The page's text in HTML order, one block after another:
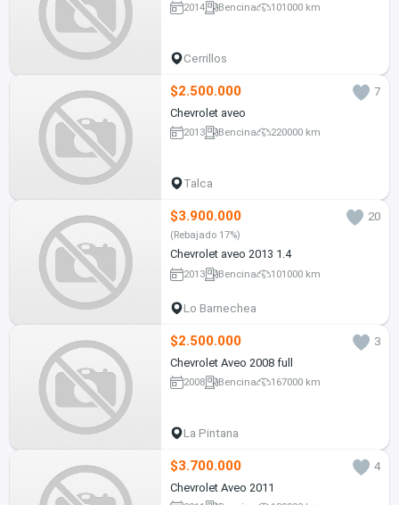
2014 Bencina 101000 km
Cerrillos
$2.500.000
7
Chevrolet aveo
2013 Bencina 220000 km
Talca
$3.900.000 20
(Rebajado 17%)
Chevrolet aveo 2013 1.4
2013 Bencina 101000 km
Lo Barnechea
$2.500.000
3
Chevrolet Aveo 2008 full
2008 Bencina 167000 km
La Pintana
$3.700.000
4
Chevrolet Aveo 2011